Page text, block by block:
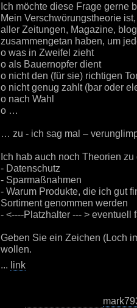
Ich möchte diese Frage gerne
Mein Verschwörungstheorie
aller Zeitungen, Magazine,
zusammengetan haben, um
o was in Zweifel zieht
o als Bauernopfer dient
o nicht den (für sie) richtigen
o nicht genug zahlt (bar oder
o nach Wahl
o …
… zu - ich sag mal –
Ich hab auch noch Theorien
- Datenschutz
- Sparmaßnahmen
- Warum Produkte, die ich gut
Sortiment genommen werden
- <----Platzhalter --- > eventuell
Geben Sie ein Zeichen (Loch
wollen.
... link